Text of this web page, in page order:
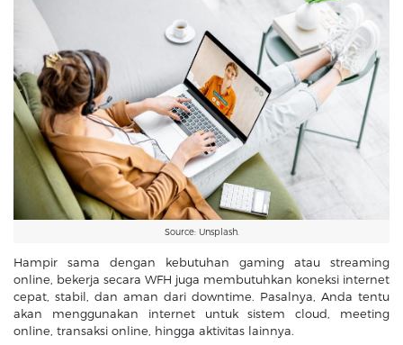
Source: Unsplash.
Hampir sama dengan kebutuhan gaming atau streaming
online, bekerja secara WFH juga membutuhkan koneksi internet
cepat, stabil, dan aman dari downtime. Pasalnya, Anda tentu
akan menggunakan internet untuk sistem cloud, meeting
online, transaksi online, hingga aktivitas lainnya.